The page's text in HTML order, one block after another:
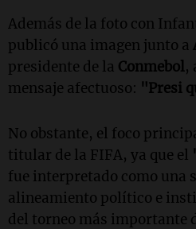
Además de la foto con
publicó una imagen junto a
presidente de la Conmebol,
mensaje afectuoso: "Presi
No obstante, el foco
titular de la FIFA, ya que el
fue interpretado como una
alineamiento político e
del torneo más importante